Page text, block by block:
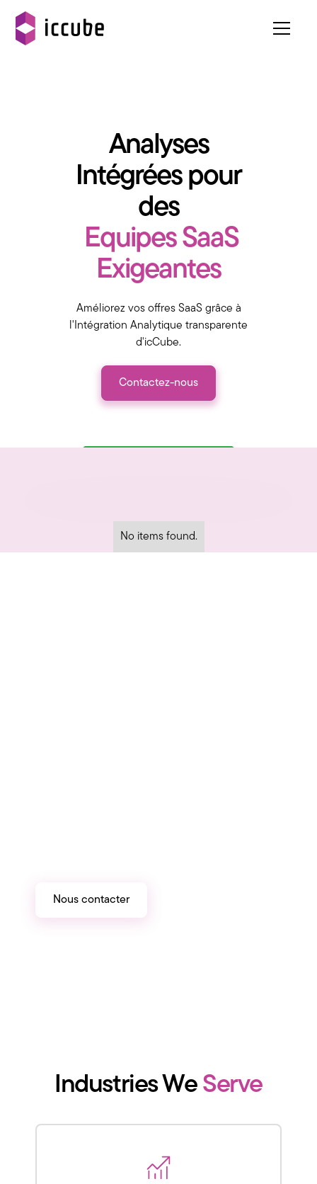
Analyses
Intégrées pour
des
Equipes SaaS
Exigeantes
Améliorez vos offres SaaS grâce à
l'Intégration Analytique transparente
d'icCube.
Contactez-nous
No items found.
Nous contacter
Industries We Serve